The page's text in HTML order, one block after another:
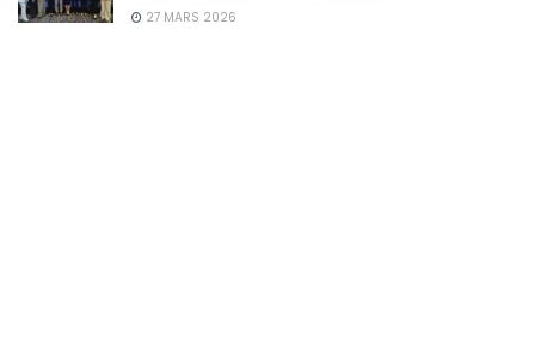
27 MARS 2026